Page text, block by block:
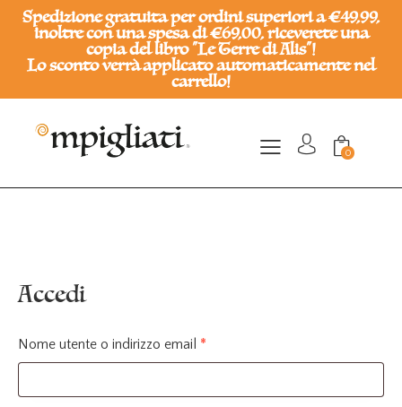
Spedizione gratuita per ordini superiori a €49,99,
inoltre con una spesa di €69,00, riceverete una
copia del libro "Le Terre di Alis"!
Lo sconto verrà applicato automaticamente nel
carrello!
0
Accedi
Nome utente o indirizzo email *